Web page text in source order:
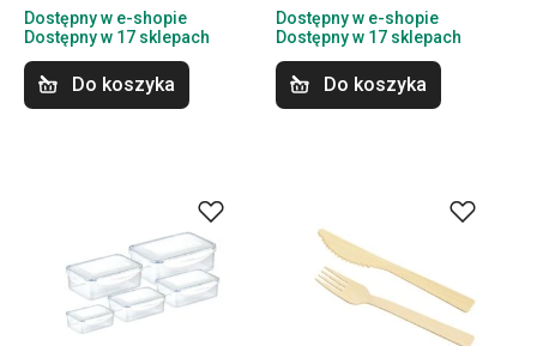
Dostępny w e-shopie
Dostępny w 17 sklepach
Do koszyka
Dostępny w e-shopie
Dostępny w 17 sklepach
Do koszyka